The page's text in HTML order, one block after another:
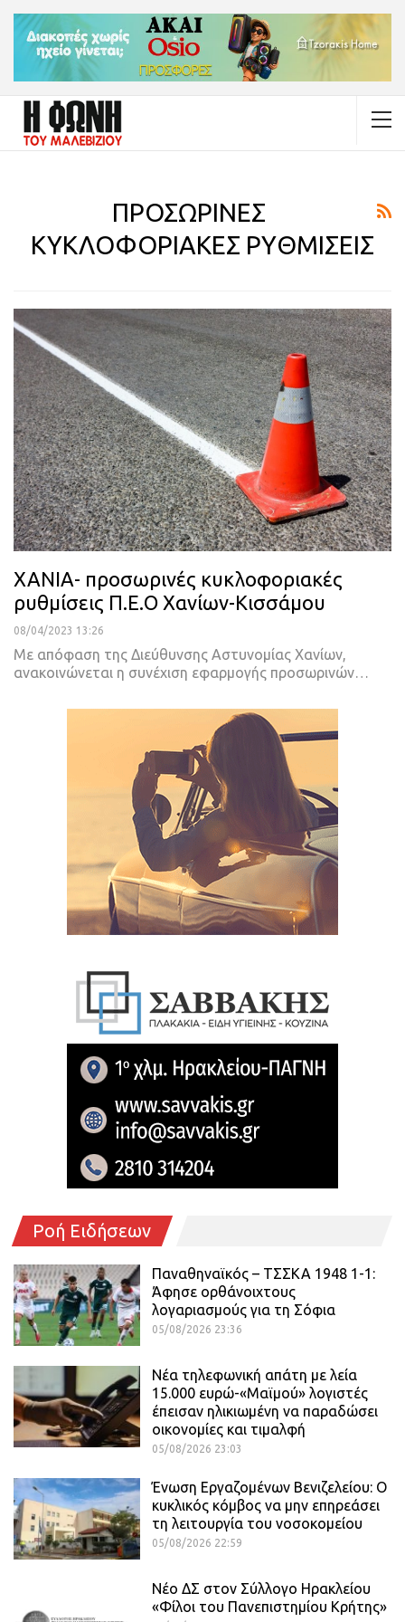
ΠΡΟΣΩΡΙΝΕΣ
ΚΥΚΛΟΦΟΡΙΑΚΕΣ ΡΥΘΜΙΣΕΙΣ
ΧΑΝΙΑ- προσωρινές κυκλοφοριακές
ρυθμίσεις Π.Ε.Ο Χανίων-Κισσάμου
08/04/2023 13:26
Με απόφαση της Διεύθυνσης Αστυνομίας Χανίων,
ανακοινώνεται η συνέχιση εφαρμογής προσωρινών…
Ροή Ειδήσεων
Παναθηναϊκός – ΤΣΣΚΑ 1948 1-1:
Άφησε ορθάνοιχτους
λογαριασμούς για τη Σόφια
05/08/2026 23:36
Νέα τηλεφωνική απάτη με λεία
15.000 ευρώ-«Μαϊμού» λογιστές
έπεισαν ηλικιωμένη να παραδώσει
οικονομίες και τιμαλφή
05/08/2026 23:03
Ένωση Εργαζομένων Βενιζελείου: Ο
κυκλικός κόμβος να μην επηρεάσει
τη λειτουργία του νοσοκομείου
05/08/2026 22:59
Νέο ΔΣ στον Σύλλογο Ηρακλείου
«Φίλοι του Πανεπιστημίου Κρήτης»